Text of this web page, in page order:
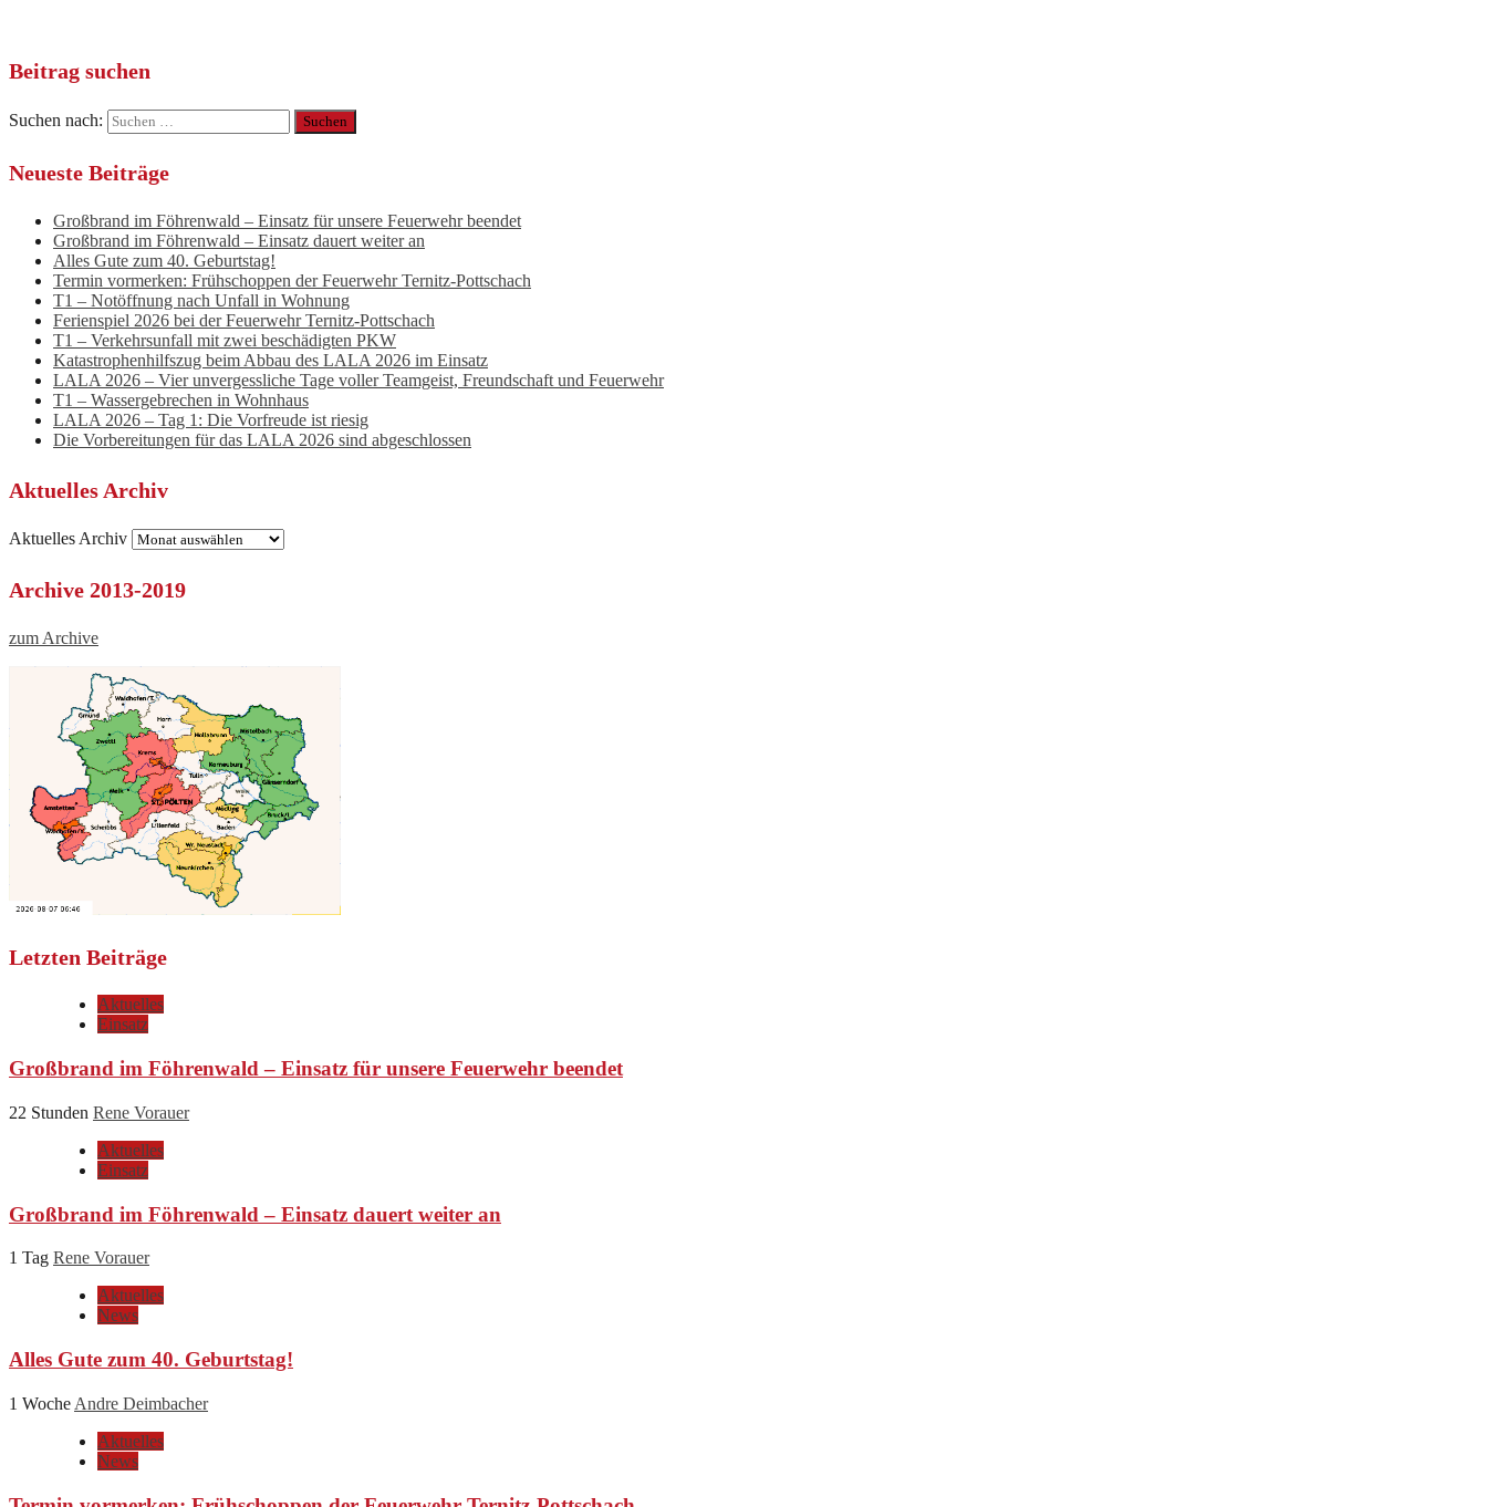
Beitrag suchen
Suchen nach:
Neueste Beiträge
Großbrand im Föhrenwald – Einsatz für unsere Feuerwehr beendet
Großbrand im Föhrenwald – Einsatz dauert weiter an
Alles Gute zum 40. Geburtstag!
Termin vormerken: Frühschoppen der Feuerwehr Ternitz-Pottschach
T1 – Notöffnung nach Unfall in Wohnung
Ferienspiel 2026 bei der Feuerwehr Ternitz-Pottschach
T1 – Verkehrsunfall mit zwei beschädigten PKW
Katastrophenhilfszug beim Abbau des LALA 2026 im Einsatz
LALA 2026 – Vier unvergessliche Tage voller Teamgeist, Freundschaft und Feuerwehr
T1 – Wassergebrechen in Wohnhaus
LALA 2026 – Tag 1: Die Vorfreude ist riesig
Die Vorbereitungen für das LALA 2026 sind abgeschlossen
Aktuelles Archiv
Aktuelles Archiv
Archive 2013-2019
zum Archive
Letzten Beiträge
Aktuelles
Einsatz
Großbrand im Föhrenwald – Einsatz für unsere Feuerwehr beendet
22 Stunden Rene Vorauer
Aktuelles
Einsatz
Großbrand im Föhrenwald – Einsatz dauert weiter an
1 Tag Rene Vorauer
Aktuelles
News
Alles Gute zum 40. Geburtstag!
1 Woche Andre Deimbacher
Aktuelles
News